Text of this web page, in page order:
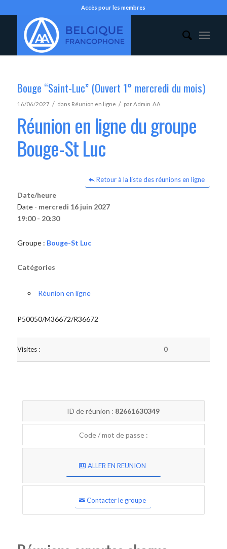
Accès pour les membres
Bouge “Saint-Luc” (Ouvert 1° mercredi du mois)
16/06/2027 / dans Réunion en ligne / parAdmin_AA
Réunion en ligne du groupe
Bouge-St Luc
Retour à la liste des réunions en ligne
Date/heure
Date - mercredi 16 juin 2027
19:00 - 20:30
Groupe : Bouge-St Luc
Catégories
Réunion en ligne
P50050/M36672/R36672
Visites : 0
ID de réunion : 82661630349
Code / mot de passe :
ALLER EN REUNION
Contacter le groupe